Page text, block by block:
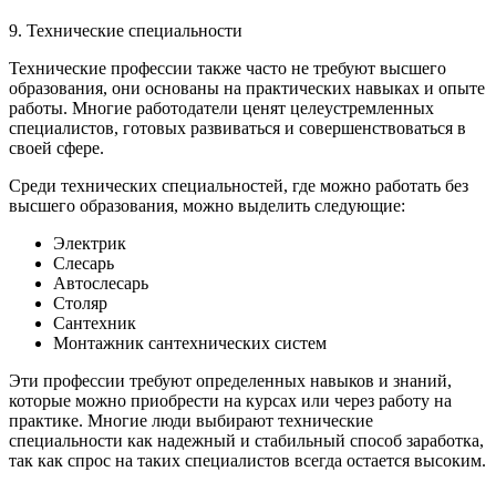
9. Технические специальности
Технические профессии также часто не требуют высшего
образования, они основаны на практических навыках и опыте
работы. Многие работодатели ценят целеустремленных
специалистов, готовых развиваться и совершенствоваться в
своей сфере.
Среди технических специальностей, где можно работать без
высшего образования, можно выделить следующие:
Электрик
Слесарь
Автослесарь
Столяр
Сантехник
Монтажник сантехнических систем
Эти профессии требуют определенных навыков и знаний,
которые можно приобрести на курсах или через работу на
практике. Многие люди выбирают технические
специальности как надежный и стабильный способ заработка,
так как спрос на таких специалистов всегда остается высоким.